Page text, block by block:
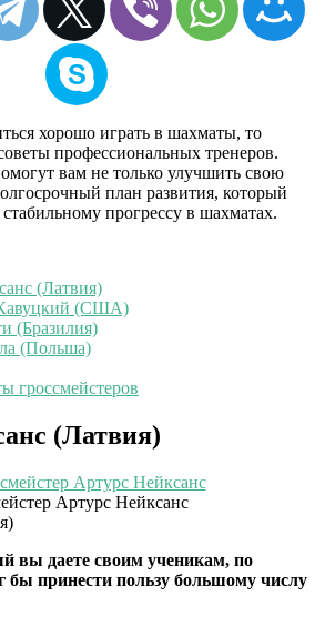
хорошо играть в шахматы, то
профессиональных тренеров.
вам не только улучшить свою
план развития, который
стабильному прогрессу в шахматах.
(Латвия)
(США)
(Бразилия)
(Польша)
гроссмейстеров
(Латвия)
Артурс Нейксанс
вы даете своим ученикам, по
принести пользу большому числу